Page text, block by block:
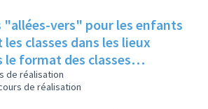
"allées-vers" pour les enfants
classes dans les lieux
le format des classes
de réalisation
de réalisation